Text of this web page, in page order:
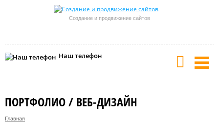
Создание и продвижение сайтов
Наш телефон
ПОРТФОЛИО / ВЕБ-ДИЗАЙН
Главная